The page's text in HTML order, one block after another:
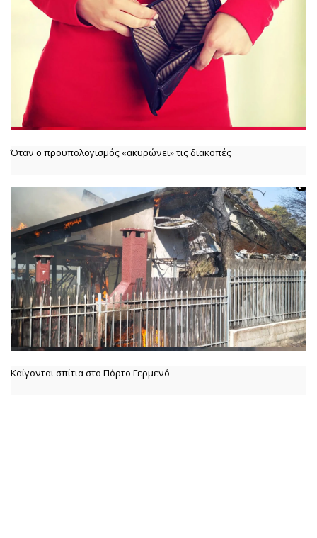
Όταν ο προϋπολογισμός «ακυρώνει» τις διακοπές
Καίγονται σπίτια στο Πόρτο Γερμενό